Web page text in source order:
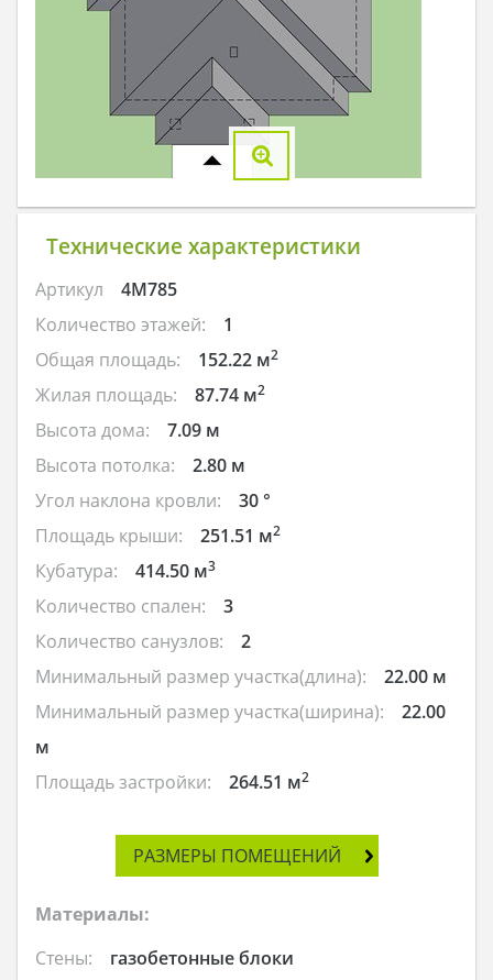
Технические характеристики
Артикул
4M785
Количество этажей:
1
Общая площадь:
152.22 м2
Жилая площадь: 87.74 м2
Высота дома:
7.09 м
Высота потолка:
2.80 м
Угол наклона кровли:
30 °
Площадь крыши:
251.51 м2
Кубатура: 414.50 м3
Количество спален:
3
Количество санузлов:
2
Минимальный размер участка(длина):
22.00 м
Минимальный размер участка(ширина):
22.00
м
Площадь застройки:
264.51 м2
РАЗМЕРЫ ПОМЕЩЕНИЙ
Материалы:
Стены:
газобетонные блоки